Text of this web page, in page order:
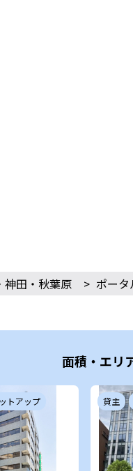
神田・秋葉原 > ポー
面積・エリ
トアップ 貸主